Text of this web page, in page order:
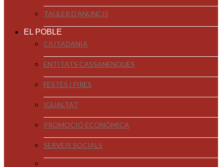
TAULER D'ANUNCIS
EL POBLE
CIUTADANIA
ENTITATS CASSANENQUES
FESTES I FIRES
IGUALTAT
PROMOCIÓ ECONÒMICA
SERVEIS SOCIALS